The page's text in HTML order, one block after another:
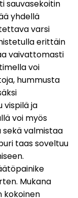
sauvasekoitin
yhdellä
varsi
erittäin
vaivattomasti
voi
hummusta
vispilä ja
voi myös
valmistaa
taas soveltuu
Mukana
kokoinen